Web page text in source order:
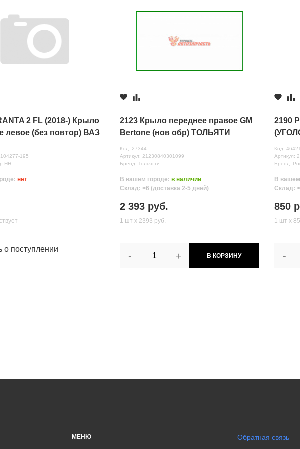
2 FL (2018-) Крыло
левое (без повтор) ВАЗ
195
НН
нет
о поступлении
2123 Крыло переднее правое GM
Bertone (нов обр) ТОЛЬЯТИ
Код: 27344
Артикул: 21230840301099
Бренд: Тольятти
В вашем городе: в наличии
Склад: >6 (доставка 2-5 дней)
2 393 руб.
1 шт х 2393 руб.
- + В КОРЗИНУ
2190
Код: 46421
Артикул:
Бренд:
В
Склад:
850
1 шт х
-
МЕНЮ Обратная связь